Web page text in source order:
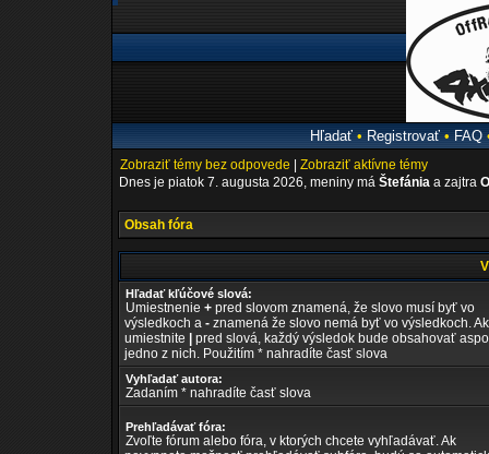
Hľadať• Registrovať• FAQ
Zobraziť témy bez odpovede
Zobraziť aktívne témy
Dnes je piatok 7. augusta 2026, meniny má Štefánia a zajtra
Obsah fóra
Hľadať kľúčové slová:
Umiestnenie + pred slovom znamená, že slovo musí byť vo
výsledkoch a - znamená že slovo nemá byť vo výsledkoch. Ak
umiestnite
pred slová, každý výsledok bude obsahovať
jedno z nich. Použitím * nahradíte časť slova
Vyhľadať autora:
Zadaním * nahradíte časť slova
Prehľadávať fóra:
Zvoľte fórum alebo fóra, v ktorých chcete vyhľadávať. Ak